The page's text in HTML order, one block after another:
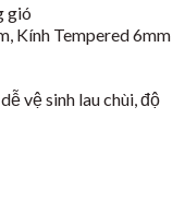
gió
Kính Tempered 6mm
vệ sinh lau chùi, độ